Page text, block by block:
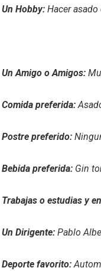
Un Hobby: Hacer
Un Amigo o Amigos:
Comida preferida:
Postre preferido:
Bebida preferida: Gin
Trabajas o estudias y
Un Dirigente: Pablo
Deporte favorito: